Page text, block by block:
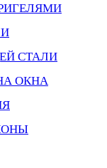
СТАЛИ
ОКНА